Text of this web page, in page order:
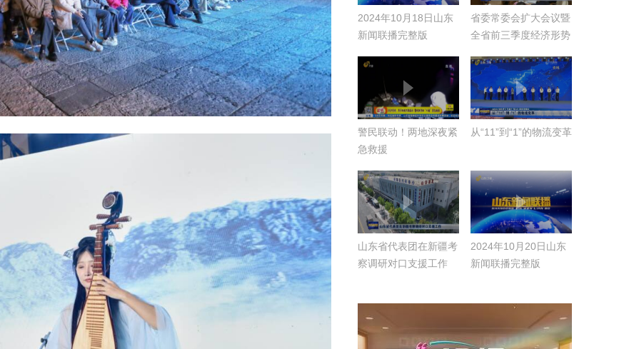
2024年10月18日山东
新闻联播完整版
省委常委会扩大会议暨
全省前三季度经济形势
建设推进会议召开 锚
定“走在前、挑大梁” 高
水平完成全年目标任务
警民联动！两地深夜紧
急救援
从“11”到“1”的物流变革
山东省代表团在新疆考
察调研对口支援工作
2024年10月20日山东
新闻联播完整版